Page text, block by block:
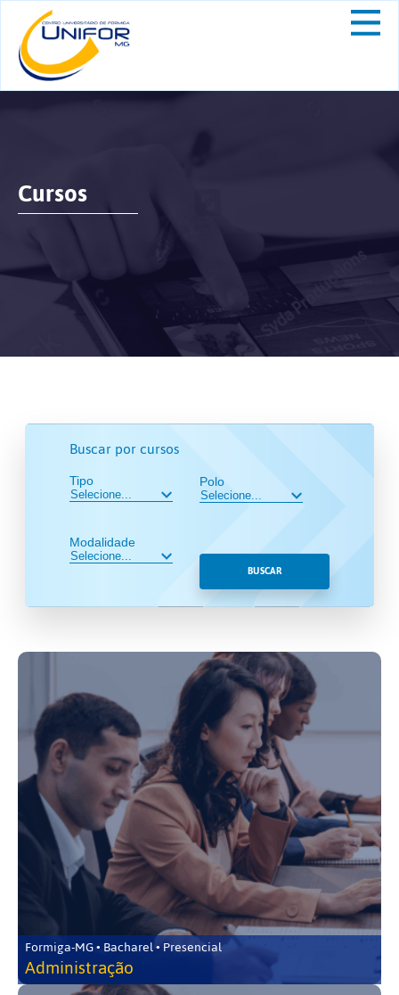
Cursos
Buscar por cursos
Tipo
Modalidade
Polo
BUSCAR
Formiga-MG • Bacharel • Presencial
Administração